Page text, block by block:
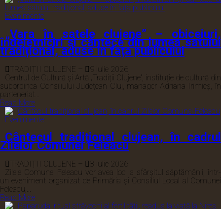
Evenimente
„Vara în satele clujene” – obiceiuri,
îndeletniciri și cântece din lumea satului
tradițional, aduse în fața publicului
TRADIȚII CLUJENE
9 iulie 2026
Centrul de Cultură și Artă „Tradiții Clujene”, instituție de cultură din
subordinea Consiliului Județean Cluj, manager Adriana Irimieș, în
parteneriat...
Read More
Evenimente
Cântecul tradițional clujean, în cadrul
Zilelor Comunei Feleacu
TRADIȚII CLUJENE
8 iulie 2026
Zilele Comunei Feleacu vor avea loc la sfârșitul săptămânii, într-
un eveniment organizat de Primăria și Consiliul Local al Comunei
Feleacu,...
Read More